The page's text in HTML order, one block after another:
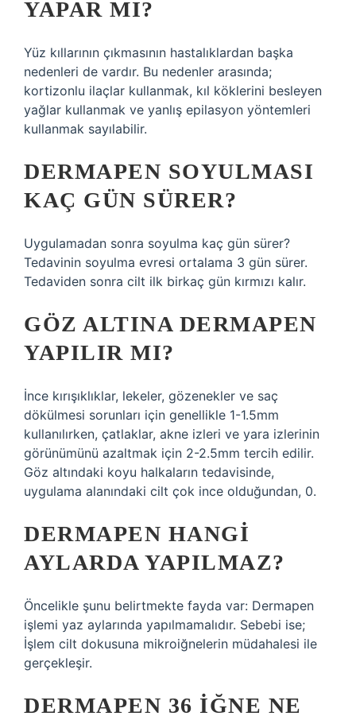
YAPAR MI?
Yüz kıllarının çıkmasının hastalıklardan başka
nedenleri de vardır. Bu nedenler arasında;
kortizonlu ilaçlar kullanmak, kıl köklerini besleyen
yağlar kullanmak ve yanlış epilasyon yöntemleri
kullanmak sayılabilir.
DERMAPEN SOYULMASI
KAÇ GÜN SÜRER?
Uygulamadan sonra soyulma kaç gün sürer?
Tedavinin soyulma evresi ortalama 3 gün sürer.
Tedaviden sonra cilt ilk birkaç gün kırmızı kalır.
GÖZ ALTINA DERMAPEN
YAPILIR MI?
İnce kırışıklıklar, lekeler, gözenekler ve saç
dökülmesi sorunları için genellikle 1-1.5mm
kullanılırken, çatlaklar, akne izleri ve yara izlerinin
görünümünü azaltmak için 2-2.5mm tercih edilir.
Göz altındaki koyu halkaların tedavisinde,
uygulama alanındaki cilt çok ince olduğundan, 0.
DERMAPEN HANGI
AYLARDA YAPILMAZ?
Öncelikle şunu belirtmekte fayda var: Dermapen
işlemi yaz aylarında yapılmamalıdır. Sebebi ise;
İşlem cilt dokusuna mikroiğnelerin müdahalesi ile
gerçekleşir.
DERMAPEN 36 IĞNE NE